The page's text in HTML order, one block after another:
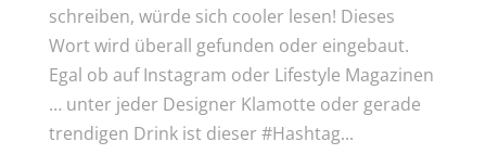
schreiben, würde sich cooler lesen! Dieses
Wort wird überall gefunden oder eingebaut.
Egal ob auf Instagram oder Lifestyle Magazinen
… unter jeder Designer Klamotte oder gerade
trendigen Drink ist dieser #Hashtag...